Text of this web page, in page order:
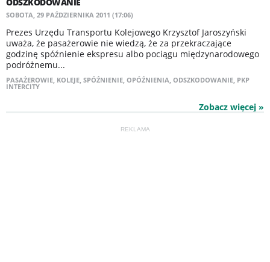
SOBOTA, 29 PAŹDZIERNIKA 2011 (17:06)
Prezes Urzędu Transportu Kolejowego Krzysztof Jaroszyński
uważa, że pasażerowie nie wiedzą, że za przekraczające
godzinę spóźnienie ekspresu albo pociągu międzynarodowego
podróżnemu...
PASAŻEROWIE, KOLEJE, SPÓŹNIENIE, OPÓŹNIENIA, ODSZKODOWANIE, PKP
INTERCITY
Zobacz więcej »
REKLAMA